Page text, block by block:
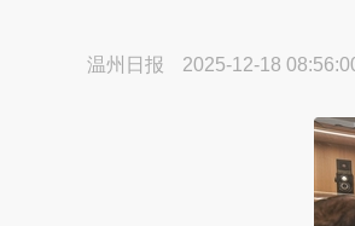
温州日报 2025-12-18